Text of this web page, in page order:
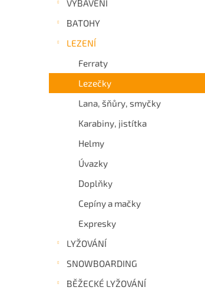
VYBAVENÍ
BATOHY
LEZENÍ
Ferraty
Lezečky
Lana, šňůry, smyčky
Karabiny, jistítka
Helmy
Úvazky
Doplňky
Cepíny a mačky
Expresky
LYŽOVÁNÍ
SNOWBOARDING
BĚŽECKÉ LYŽOVÁNÍ